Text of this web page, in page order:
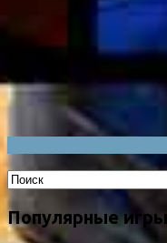
Популярные игры